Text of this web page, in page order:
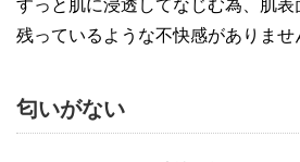
すっと肌に浸透してなじむ為、肌
残っているような不快感がありませ
匂いがない